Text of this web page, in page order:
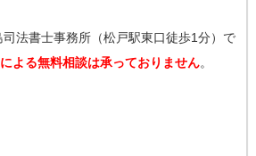
法書士事務所（松戸駅東口徒歩1分）で
よる無料相談は承っておりません。